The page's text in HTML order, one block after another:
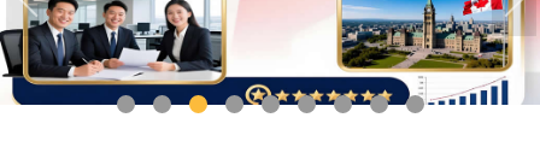
1 2 3 4 5 7 8 9